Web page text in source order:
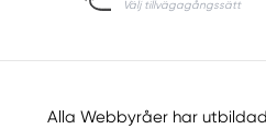
Alla Webbyråer har